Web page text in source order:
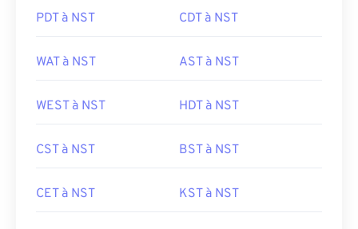
PDT à NST CDT à NST
WAT à NST AST à NST
WEST à NST HDT à NST
CST à NST BST à NST
CET à NST KST à NST